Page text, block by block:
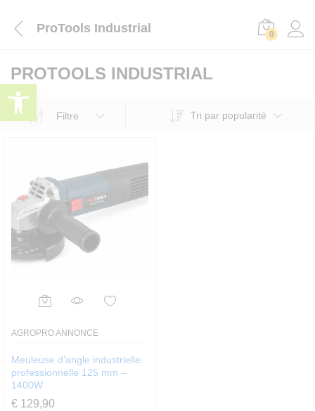
ProTools Industrial 0
PROTOOLS INDUSTRIAL
Filtre Tri par popularité
AGROPRO ANNONCE
Meuleuse d’angle industrielle
professionnelle 125 mm –
1400W
€ 129,90
Ouvrir la barre d’outils